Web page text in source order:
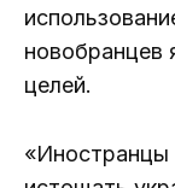
новобранцев
целей.
«Иностранцы